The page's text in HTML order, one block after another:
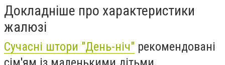
Докладніше про характеристики
жалюзі
Сучасні штори "День-ніч" рекомендовані